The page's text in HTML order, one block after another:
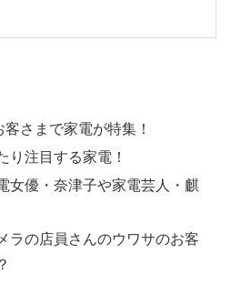
さまで家電が特集！
り注目する家電！
女優・奈津子や家電芸人・麒
ラの店員さんのウワサのお客